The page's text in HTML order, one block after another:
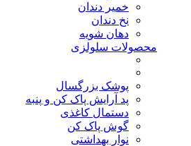
خمیر دندان
نخ دندان
دهان شویه
محصولات سلولزی
پوشک بزرگسال
پد آرایش پاک کن و پنبه
دستمال کاغذی
گوش پاک کن
نوار بهداشتی